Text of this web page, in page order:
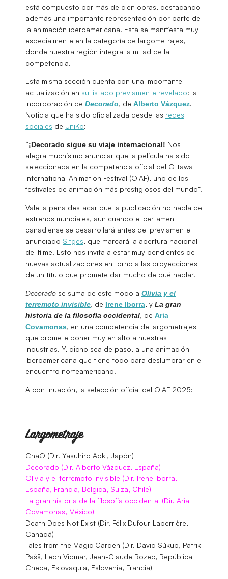
está compuesto por más de cien obras, destacando
además una importante representación por parte de
la animación iberoamericana. Esta se manifiesta muy
especialmente en la categoría de largometrajes,
donde nuestra región integra la mitad de la
competencia.
Esta misma sección cuenta con una importante
actualización en su listado previamente revelado: la
incorporación de Decorado, de Alberto Vázquez.
Noticia que ha sido oficializada desde las redes
sociales de UniKo:
“¡Decorado sigue su viaje internacional! Nos
alegra muchísimo anunciar que la película ha sido
seleccionada en la competencia oficial del Ottawa
International Animation Festival (OIAF), uno de los
festivales de animación más prestigiosos del mundo”.
Vale la pena destacar que la publicación no habla de
estrenos mundiales, aun cuando el certamen
canadiense se desarrollará antes del previamente
anunciado Sitges, que marcará la apertura nacional
del filme. Esto nos invita a estar muy pendientes de
nuevas actualizaciones en torno a las proyecciones
de un título que promete dar mucho de qué hablar.
Decorado se suma de este modo a Olivia y el
terremoto invisible, de Irene Iborra, y La gran
historia de la filosofía occidental, de Aria
Covamonas, en una competencia de largometrajes
que promete poner muy en alto a nuestras
industrias. Y, dicho sea de paso, a una animación
iberoamericana que tiene todo para deslumbrar en el
encuentro norteamericano.
A continuación, la selección oficial del OIAF 2025:
Largometraje
ChaO (Dir. Yasuhiro Aoki, Japón)
Decorado (Dir. Alberto Vázquez, España)
Olivia y el terremoto invisible (Dir. Irene Iborra,
España, Francia, Bélgica, Suiza, Chile)
La gran historia de la filosofía occidental (Dir. Aria
Covamonas, México)
Death Does Not Exist (Dir. Félix Dufour-Laperrière,
Canadá)
Tales from the Magic Garden (Dir. David Súkup, Patrik
Pašš, Leon Vidmar, Jean-Claude Rozec, República
Checa, Eslovaquia, Eslovenia, Francia)